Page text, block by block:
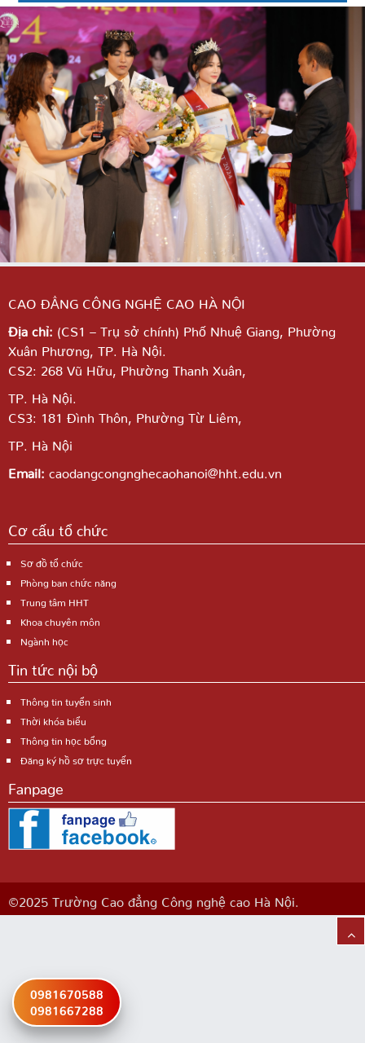
CAO ĐẲNG CÔNG NGHỆ CAO HÀ NỘI
Địa chỉ: (CS1 – Trụ sở chính) Phố Nhuệ Giang, Phường
Xuân Phương, TP. Hà Nội.
CS2: 268 Vũ Hữu, Phường Thanh Xuân,
TP. Hà Nội.
CS3: 181 Đình Thôn, Phường Từ Liêm,
TP. Hà Nội
Email: caodangcongnghecaohanoi@hht.edu.vn
Cơ cấu tổ chức
Sơ đồ tổ chức
Phòng ban chức năng
Trung tâm HHT
Khoa chuyên môn
Ngành học
Tin tức nội bộ
Thông tin tuyển sinh
Thời khóa biểu
Thông tin học bổng
Đăng ký hồ sơ trực tuyến
Fanpage
©2025 Trường Cao đẳng Công nghệ cao Hà Nội.
0981670588
0981667288